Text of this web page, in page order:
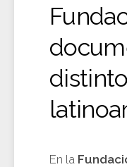
En la